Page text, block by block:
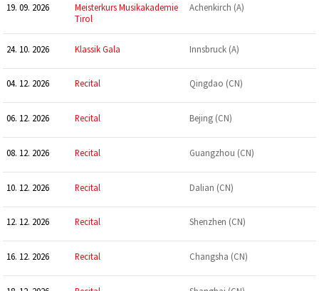
19. 09. 2026
Meisterkurs Musikakademie
Tirol
Achenkirch (A)
24. 10. 2026 Klassik Gala Innsbruck (A)
04. 12. 2026 Recital Qingdao (CN)
06. 12. 2026 Recital Bejing (CN)
08. 12. 2026 Recital Guangzhou (CN)
10. 12. 2026 Recital Dalian (CN)
12. 12. 2026 Recital Shenzhen (CN)
16. 12. 2026 Recital Changsha (CN)